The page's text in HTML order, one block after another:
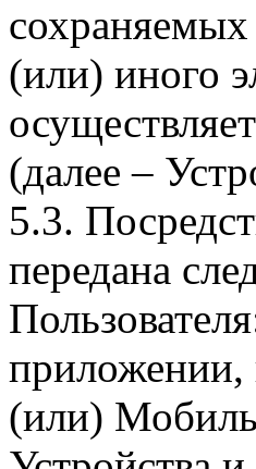
(или) иного
(далее –
5.3.
передана
приложении,
(или)